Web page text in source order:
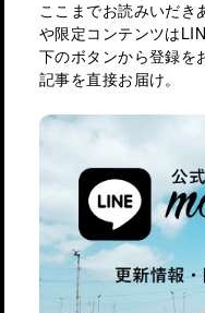
ここまでお読みいだき
や限定コンテンツは
下のボタンから登録を
記事を直接お届け。